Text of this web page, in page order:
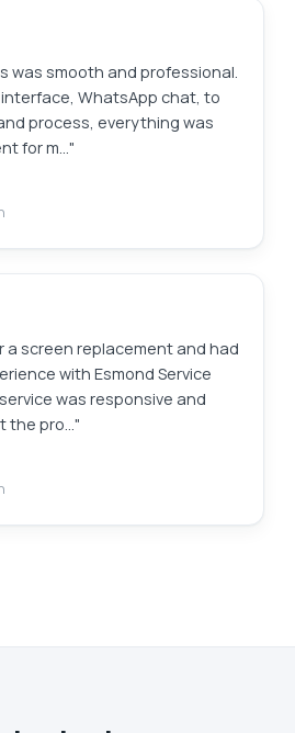
was smooth and professional.
WhatsApp chat, to
process, everything was
for m…"
a screen replacement and had
with Esmond Service
was responsive and
the pro…"